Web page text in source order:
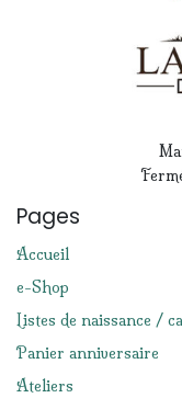
Pages
Accueil
e-Shop
Listes de naissance /
Panier anniversaire
Ateliers